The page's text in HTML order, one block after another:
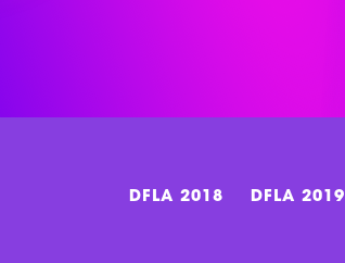
DFLA 2018 DFLA 2019